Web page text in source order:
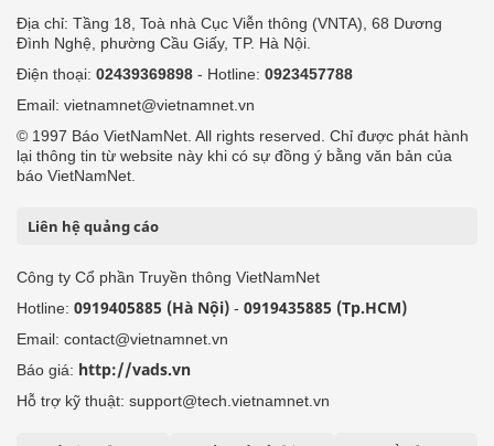
Địa chỉ: Tầng 18, Toà nhà Cục Viễn thông (VNTA), 68 Dương
Đình Nghệ, phường Cầu Giấy, TP. Hà Nội.
Điện thoại: 02439369898 - Hotline: 0923457788
Email: vietnamnet@vietnamnet.vn
© 1997 Báo VietNamNet. All rights reserved. Chỉ được phát hành
lại thông tin từ website này khi có sự đồng ý bằng văn bản của
báo VietNamNet.
Liên hệ quảng cáo
Công ty Cổ phần Truyền thông VietNamNet
Hotline: 0919405885 (Hà Nội) - 0919435885 (Tp.HCM)
Email: contact@vietnamnet.vn
Báo giá: http://vads.vn
Hỗ trợ kỹ thuật: support@tech.vietnamnet.vn